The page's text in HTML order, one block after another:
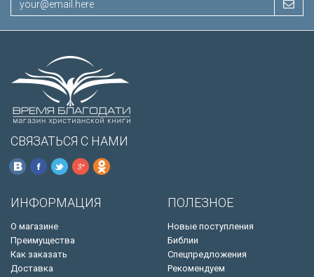
СВЯЗАТЬСЯ С НАМИ
ИНФОРМАЦИЯ
О магазине
Преимущества
Как заказать
Доставка
ПОЛЕЗНОЕ
Новые поступления
Библии
Спецпредложения
Рекомендуем